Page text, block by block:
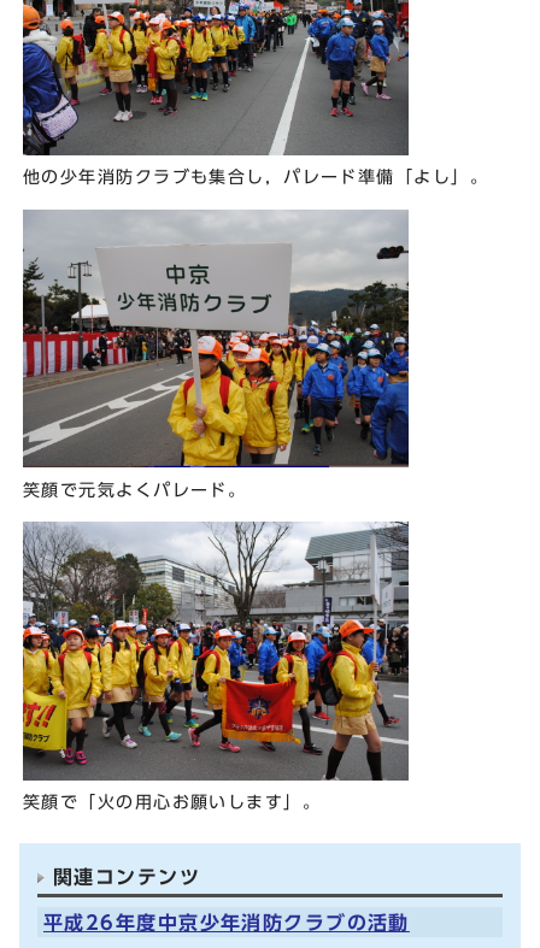
他の少年消防クラブも集合し，パレード準備「よし」。
笑顔で元気よくパレード。
笑顔で「火の用心お願いします」。
関連コンテンツ
平成26年度中京少年消防クラブの活動